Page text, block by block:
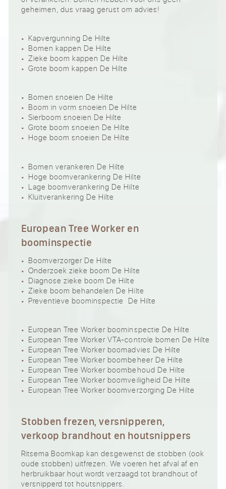
geheimen, dus vraag gerust om advies!
Kapvergunning De Hilte
Bomen kappen De Hilte
Zieke boom kappen De Hilte
Grote boom kappen De Hilte
Bomen snoeien De Hilte
Boom in vorm snoeien De Hilte
Sierboom snoeien De Hilte
Grote boom snoeien De Hilte
Hoge boom snoeien De Hilte
Bomen verankeren De Hilte
Hoge boomverankering De Hilte
Lage boomverankering De Hilte
Kluitverankering De Hilte
European Tree Worker en
boominspectie
Boomverzorger De Hilte
Onderzoek zieke boom De Hilte
Diagnose zieke boom De Hilte
Zieke boom behandelen De Hilte
Preventieve boominspectie De Hilte
European Tree Worker boominspectie De Hilte
European Tree Worker VTA-controle bomen De Hilte
European Tree Worker boomadvies De Hilte
European Tree Worker boombeheer De Hilte
European Tree Worker boombehoud De Hilte
European Tree Worker boomveiligheid De Hilte
European Tree Worker boomverzorging De Hilte
Stobben frezen, versnipperen,
verkoop brandhout en houtsnippers
Ritsema Boomkap kan desgewenst de stobben (ook
oude stobben) uitfrezen. We voeren het afval af en
herbruikbaar hout wordt verzaagd tot brandhout of
versnipperd tot houtsnippers.